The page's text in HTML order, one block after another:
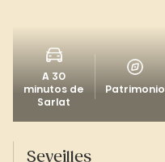
A 30
minutos de
Sarlat
Patrimonio
Seveilles